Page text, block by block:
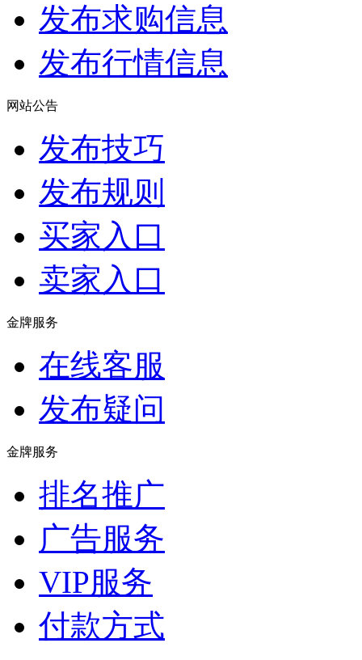
发布求购信息
发布行情信息
网站公告
发布技巧
发布规则
买家入口
卖家入口
金牌服务
在线客服
发布疑问
金牌服务
排名推广
广告服务
VIP服务
付款方式